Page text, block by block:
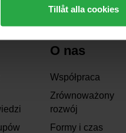
Tillåt alla cookies
O nas
Współpraca
Zrównoważony
rozwój
Formy i czas